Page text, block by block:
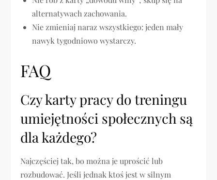
alternatywach zachowania.
Nie zmieniaj naraz wszystkiego: jeden mały
nawyk tygodniowo wystarczy.
FAQ
Czy karty pracy do treningu
umiejętności społecznych są
dla każdego?
Najczęściej tak, bo można je uprościć lub
rozbudować. Jeśli jednak ktoś jest w silnym